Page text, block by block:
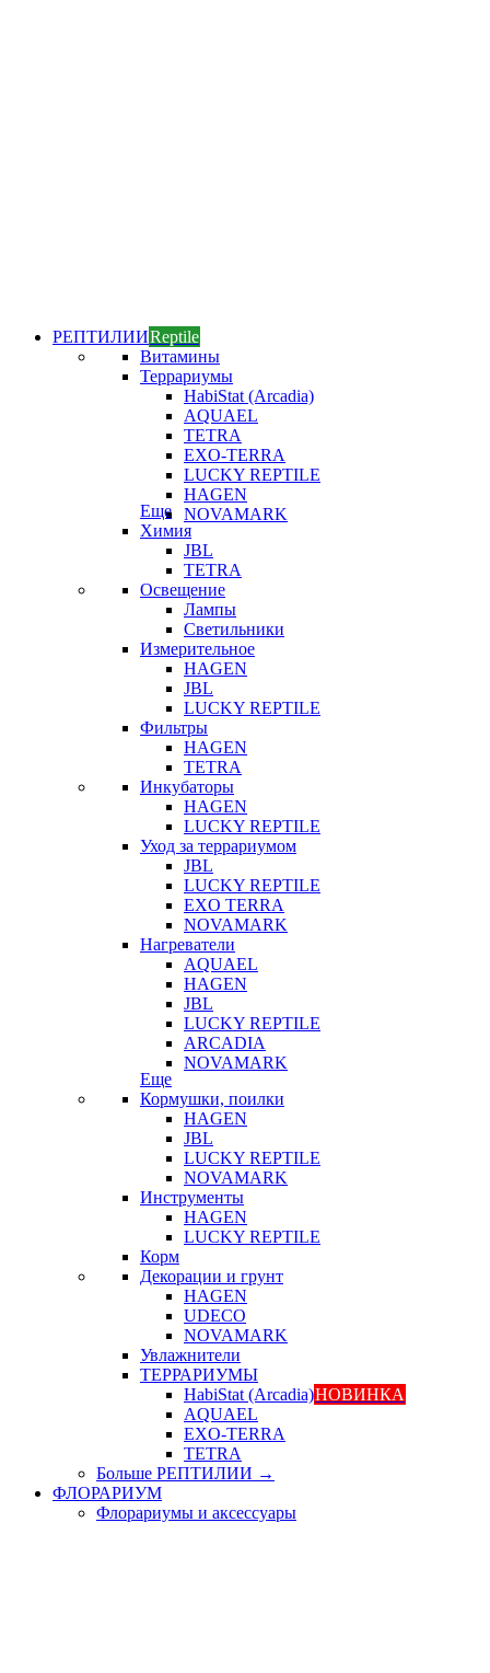
РЕПТИЛИИReptile
Витамины
Террариумы
HabiStat (Arcadia)
AQUAEL
TETRA
EXO-TERRA
LUCKY REPTILE
HAGEN
NOVAMARK
Еще
Химия
JBL
TETRA
Освещение
Лампы
Светильники
Измерительное
HAGEN
JBL
LUCKY REPTILE
Фильтры
HAGEN
TETRA
Инкубаторы
HAGEN
LUCKY REPTILE
Уход за террариумом
JBL
LUCKY REPTILE
EXO TERRA
NOVAMARK
Нагреватели
AQUAEL
HAGEN
JBL
LUCKY REPTILE
ARCADIA
NOVAMARK
Еще
Кормушки, поилки
HAGEN
JBL
LUCKY REPTILE
NOVAMARK
Инструменты
HAGEN
LUCKY REPTILE
Корм
Декорации и грунт
HAGEN
UDECO
NOVAMARK
Увлажнители
ТЕРРАРИУМЫ
HabiStat (Arcadia)НОВИНКА
AQUAEL
EXO-TERRA
TETRA
Больше РЕПТИЛИИ →
ФЛОРАРИУМ
Флорариумы и аксессуары